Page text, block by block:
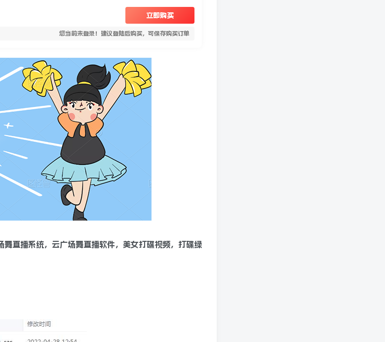
立即购买
您当前未登录！建议登陆后购买，可保存购买订单
直播系统，云广场舞直播软件，美女打碟视频，打碟绿